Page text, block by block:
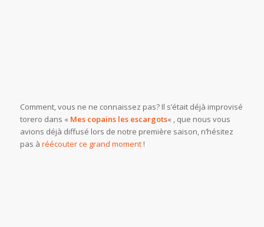
Comment, vous ne ne connaissez pas? Il s’était déjà improvisé
torero dans « Mes copains les escargots« , que nous vous
avions déjà diffusé lors de notre première saison, n’hésitez
pas à réécouter ce grand moment!